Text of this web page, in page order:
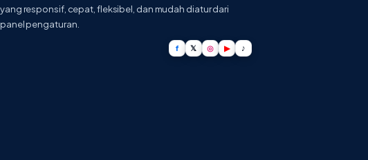
yang responsif, cepat, fleksibel, dan mudah diatur dari
panel pengaturan.
f 𝕏 ◎ ▶ ♪